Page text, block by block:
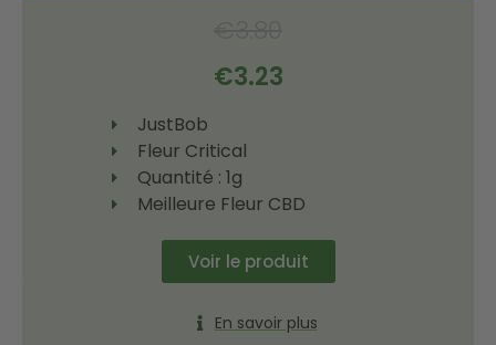
€3.23
JustBob
Fleur Critical
Quantité : 1g
Meilleure Fleur CBD
Voir le produit
En savoir plus